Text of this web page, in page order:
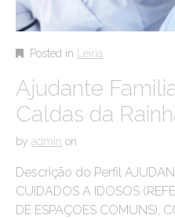
Posted in Leiria
Ajudante
Caldas da
by admin on
Descrição do Perfil
CUIDADOS A IDOSOS
DE ESPAÇOES COMUNS),